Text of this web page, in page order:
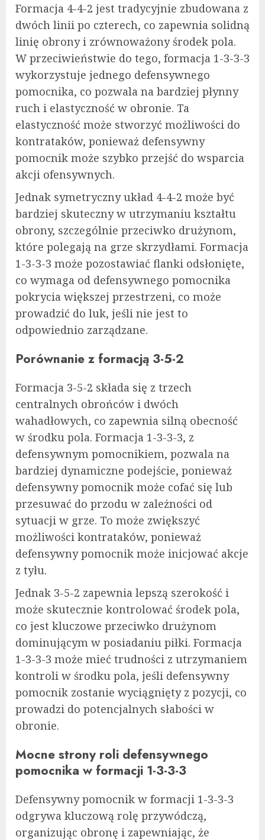
Formacja 4-4-2 jest tradycyjnie zbudowana z
dwóch linii po czterech, co zapewnia solidną
linię obrony i zrównoważony środek pola.
W przeciwieństwie do tego, formacja 1-3-3-3
wykorzystuje jednego defensywnego
pomocnika, co pozwala na bardziej płynny
ruch i elastyczność w obronie. Ta
elastyczność może stworzyć możliwości do
kontrataków, ponieważ defensywny
pomocnik może szybko przejść do wsparcia
akcji ofensywnych.
Jednak symetryczny układ 4-4-2 może być
bardziej skuteczny w utrzymaniu kształtu
obrony, szczególnie przeciwko drużynom,
które polegają na grze skrzydłami. Formacja
1-3-3-3 może pozostawiać flanki odsłonięte,
co wymaga od defensywnego pomocnika
pokrycia większej przestrzeni, co może
prowadzić do luk, jeśli nie jest to
odpowiednio zarządzane.
Porównanie z formacją 3-5-2
Formacja 3-5-2 składa się z trzech
centralnych obrońców i dwóch
wahadłowych, co zapewnia silną obecność
w środku pola. Formacja 1-3-3-3, z
defensywnym pomocnikiem, pozwala na
bardziej dynamiczne podejście, ponieważ
defensywny pomocnik może cofać się lub
przesuwać do przodu w zależności od
sytuacji w grze. To może zwiększyć
możliwości kontrataków, ponieważ
defensywny pomocnik może inicjować akcje
z tyłu.
Jednak 3-5-2 zapewnia lepszą szerokość i
może skutecznie kontrolować środek pola,
co jest kluczowe przeciwko drużynom
dominującym w posiadaniu piłki. Formacja
1-3-3-3 może mieć trudności z utrzymaniem
kontroli w środku pola, jeśli defensywny
pomocnik zostanie wyciągnięty z pozycji, co
prowadzi do potencjalnych słabości w
obronie.
Mocne strony roli defensywnego
pomocnika w formacji 1-3-3-3
Defensywny pomocnik w formacji 1-3-3-3
odgrywa kluczową rolę przywódczą,
organizując obronę i zapewniając, że